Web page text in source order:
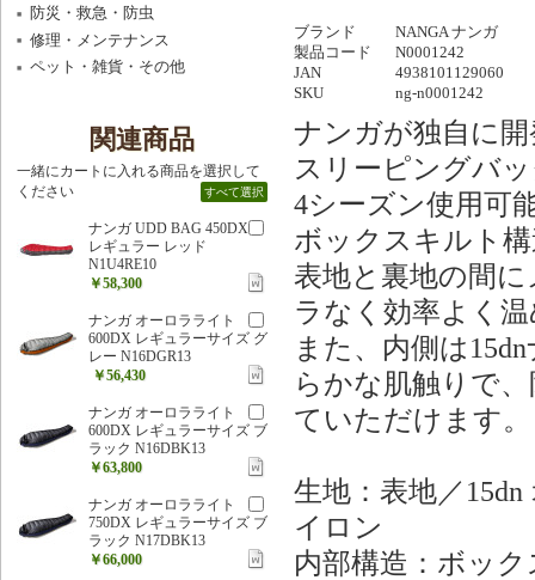
ブランド
NANGA ナンガ
製品コード
N0001242
JAN
4938101129060
SKU
ng-n0001242
ナンガが独自に
スリーピングバ
4シーズン使用可
ボックスキルト
表地と裏地の間
ラなく効率よく
また、内側は
らかな肌触りで
ていただけます。
生地：表地／
イロン
内部構造：ボッ
防災・救急・防虫
修理・メンテナンス
ペット・雑貨・その他
関連商品
一緒にカートに入れる商品を選択して
ください
すべて選択
ナンガ UDD BAG 450DX
レギュラー レッド
N1U4RE10
￥58,300
ナンガ オーロラライト
600DX レギュラーサイズ グ
レー N16DGR13
￥56,430
ナンガ オーロラライト
600DX レギュラーサイズ ブ
ラック N16DBK13
￥63,800
ナンガ オーロラライト
750DX レギュラーサイズ ブ
ラック N17DBK13
￥66,000